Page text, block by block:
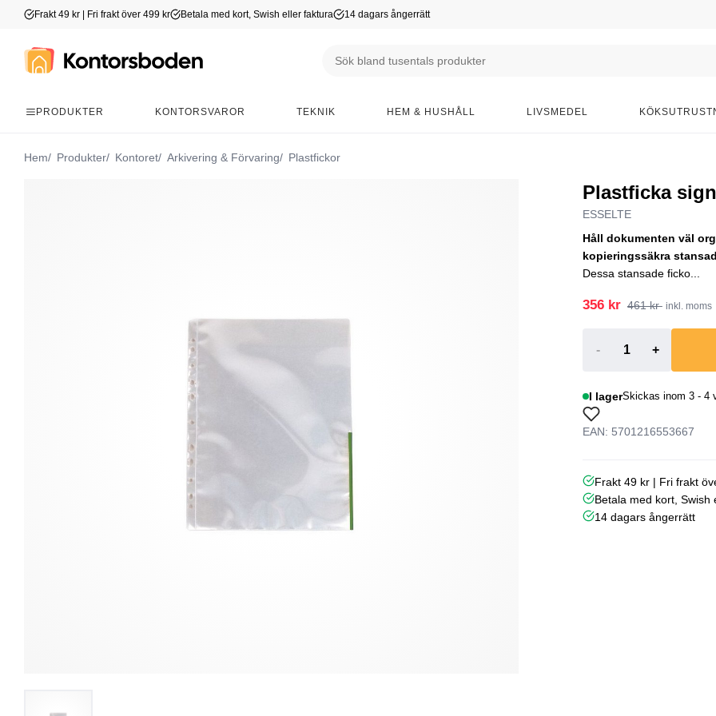
Frakt 49 kr | Fri frakt över 499 kr Betala med kort, Swish eller faktura 14 dagars ångerrätt
PRODUKTER KONTORSVAROR TEKNIK HEM & HUSHÅLL LIVSMEDEL
Hem Produkter Kontoret Arkivering & Förvaring Plastfickor
Plastficka
ESSELTE
Håll dokumenten väl
kopieringssäkra
Dessa stansade ficko...
356 kr 461 kr inkl. moms
- +
I lagerSkickas inom 3 - 4
EAN: 5701216553667
Frakt 49 kr | Fri frakt
Betala med kort, Swish
14 dagars ångerrätt